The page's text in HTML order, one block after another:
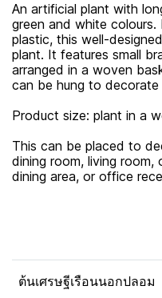
An artificial plant with
green and white
plastic, this well-
plant. It features small
arranged in a woven
can be hung to decorate
Product size: plant in a
This can be placed to
dining room, living
dining area, or office
ต้นเศรษฐีเรือนนอกปลอม